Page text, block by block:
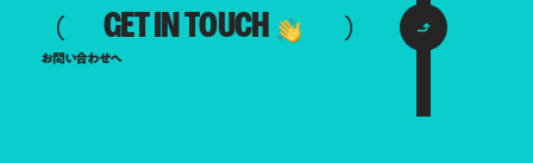
GET IN TOUCH
お問い合わせへ